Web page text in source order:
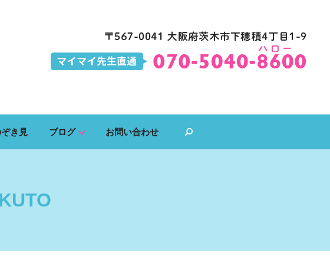
き見 ブログ お問い合わせ